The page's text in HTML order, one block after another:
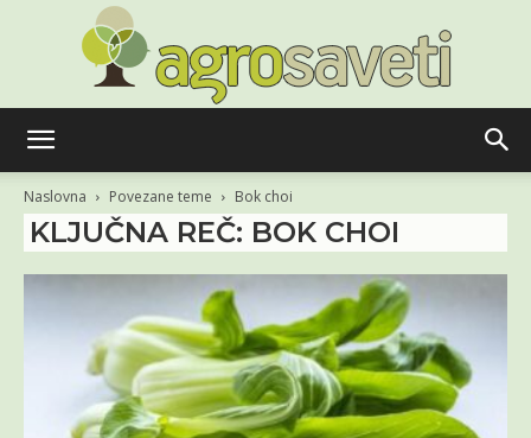
Naslovna Povezane teme Bok choi
KLJUČNA REČ: BOK CHOI